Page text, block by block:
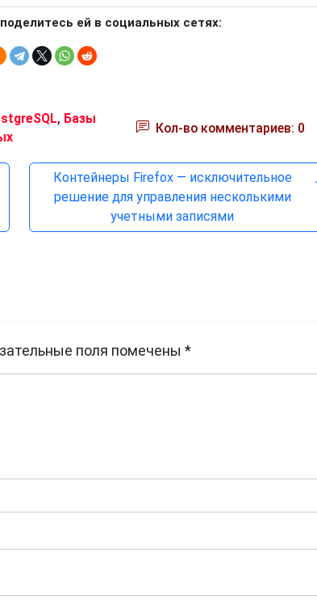
ей в социальных сетях:
, Базы
Кол-во комментариев: 0
Контейнеры Firefox — исключительное
решение для управления несколькими
учетными записями
поля помечены *